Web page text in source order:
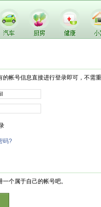
帐号信息直接进行登录即可，不需
码?
个属于自己的帐号吧。